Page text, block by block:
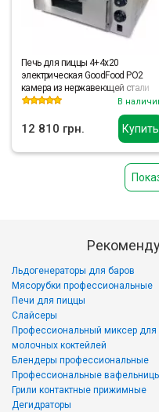
Купить
Печь для пиццы 4+4х20
электрическая GoodFood PO2
камера из нержавеющей стали
В
12 810 грн.
Льдогенераторы для баров
Мясорубки профессиональные
Печи для пиццы
Слайсеры
Профессиональный миксер для
молочных коктейлей
Блендеры профессиональные
Профессиональные
Грили контактные прижимные
Дегидраторы